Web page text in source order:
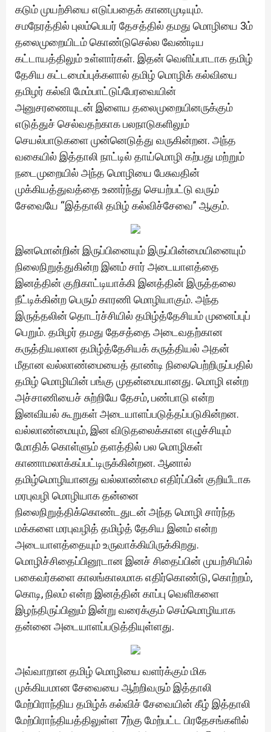
கடும் முயற்சியை எடுப்பதைக் காணமுடியும்.
சமநேரத்தில் புலம்பெயர் தேசத்தில் தமது மொழியை 3ம்
தலைமுறையிடம் கொண்டுசெல்ல வேண்டிய
கட்டாயத்திலும் உள்ளார்கள். இதன் வெளிப்பாடாக தமிழ்
தேசிய கட்டமைப்புக்களால் தமிழ் மொழிக் கல்வியை
தமிழர் கல்வி மேம்பாட்டுப்பேரவையின்
அனுசரணையுடன் இளைய தலைமுறையினருக்கும்
எடுத்துச் செல்வதற்காக பலநாடுகளிலும்
செயல்பாடுகளை முன்னெடுத்து வருகின்றன. அந்த
வகையில் இத்தாலி நாட்டில் தாய்மொழி கற்பது மற்றும்
நடைமுறையில் அந்த மொழியை பேசுவதின்
முக்கியத்துவத்தை உணர்ந்து செயற்பட்டு வரும்
சேவையே “இத்தாலி தமிழ் கல்விச்சேவை” ஆகும்.
இனமொன்றின் இருப்பினையும் இருப்பின்மையினையும்
நிலைநிறுத்துகின்ற இனம் சார் அடையாளத்தை
இனத்தின் குறிகாட்டியாக்கி இனத்தின் இருத்தலை
நீட்டிக்கின்ற பெரும் காரணி மொழியாகும். அந்த
இருத்தலின் தொடர்ச்சியில் தமிழ்த்தேசியம் முனைப்புப்
பெறும். தமிழர் தமது தேசத்தை அடைவதற்கான
கருத்தியலான தமிழ்த்தேசியக் கருத்தியல் அதன்
மீதான வல்லாண்மையைத் தாண்டி நிலைபெற்றிருப்பதில்
தமிழ் மொழியின் பங்கு முதன்மையானது. மொழி என்ற
அச்சாணியைச் சுற்றியே தேசம், பண்பாடு என்ற
இனவியல் கூறுகள் அடையாளப்படுத்தப்படுகின்றன.
வல்லாண்மையும், இன விடுதலைக்கான எழுச்சியும்
மோதிக் கொள்ளும் தளத்தில் பல மொழிகள்
காணாமலாக்கப்பட்டிருக்கின்றன. ஆனால்
தமிழ்மொழியானது வல்லாண்மை எதிர்ப்பின் குறியீடாக
மரபுவழி மொழியாக தன்னை
நிலைநிறுத்திக்கொண்டதுடன் அந்த மொழி சார்ந்த
மக்களை மரபுவழித் தமிழ்த் தேசிய இனம் என்ற
அடையாளத்தையும் உருவாக்கியிருக்கிறது.
மொழிச்சிதைப்பினூடான இனச் சிதைப்பின் முயற்சியில்
பகைவர்களை காலங்காலமாக எதிர்கொண்டு, கொற்றம்,
கொடி, நிலம் என்ற இனத்தின் காப்பு வெளிகளை
இழந்திருப்பினும் இன்று வரைக்கும் செம்மொழியாக
தன்னை அடையாளப்படுத்தியுள்ளது.
அவ்வாறான தமிழ் மொழியை வளர்க்கும் மிக
முக்கியமான சேவையை ஆற்றிவரும் இத்தாலி
மேற்பிராந்திய தமிழ்க் கல்விச் சேவையின் கீழ் இத்தாலி
மேற்பிராந்தியத்திலுள்ள 7ற்கு மேற்பட்ட பிரதேசங்களில்